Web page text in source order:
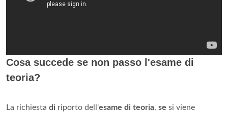
Cosa succede se non passo l'esame di
teoria?
La richiesta di riporto dell'esame di teoria, se si viene